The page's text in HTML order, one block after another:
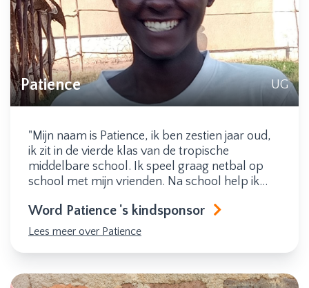
Patience UG
"Mijn naam is Patience, ik ben zestien jaar oud,
ik zit in de vierde klas van de tropische
middelbare school. Ik speel graag netbal op
school met mijn vrienden. Na school help ik
om dokter te worden."
Word Patience 's kindsponsor
Lees meer over Patience